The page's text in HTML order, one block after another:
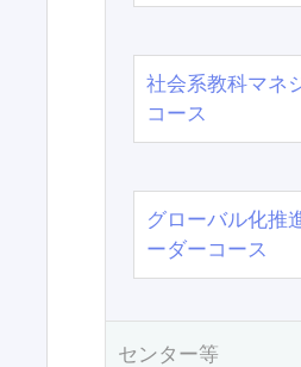
社会系教科マネ
コース
グローバル化推
ーダーコース
センター等